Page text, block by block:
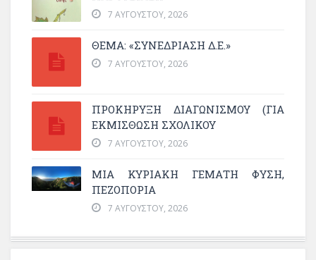
7 ΑΥΓΟΎΣΤΟΥ, 2026
ΘΕΜΑ: «ΣΥΝΕΔΡΊΑΣΗ Δ.Ε.»
7 ΑΥΓΟΎΣΤΟΥ, 2026
ΠΡΟΚΗΡΥΞΗ ΔΙΑΓΩΝΙΣΜΟΥ (ΓΙΑ
ΕΚΜΊΣΘΩΣΗ ΣΧΟΛΙΚΟΎ
7 ΑΥΓΟΎΣΤΟΥ, 2026
ΜΙΑ ΚΥΡΙΑΚΉ ΓΕΜΆΤΗ ΦΎΣΗ,
ΠΕΖΟΠΟΡΊΑ
7 ΑΥΓΟΎΣΤΟΥ, 2026